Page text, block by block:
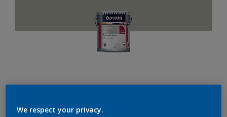
Procolite Liso Mate Mix
We respect your privacy.